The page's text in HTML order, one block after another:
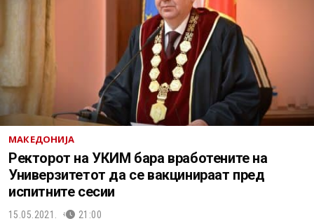
МАКЕДОНИЈА
Ректорот на УКИМ бара вработените на
Универзитетот да се вакцинираат пред
испитните сесии
15.05.2021. 21:00